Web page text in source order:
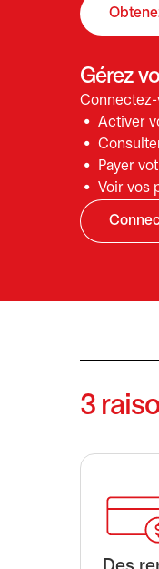
Gérez
Connectez-
Activer
Payer
Voir vos
3